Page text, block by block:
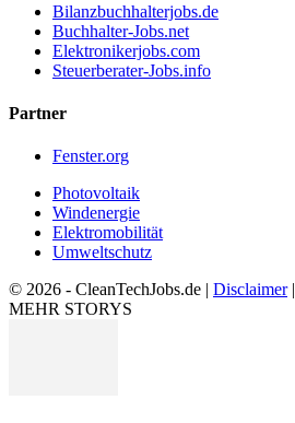
Bilanzbuchhalterjobs.de
Buchhalter-Jobs.net
Elektronikerjobs.com
Steuerberater-Jobs.info
Partner
Fenster.org
Photovoltaik
Windenergie
Elektromobilität
Umweltschutz
© 2026 - CleanTechJobs.de | Disclaimer|
MEHR STORYS